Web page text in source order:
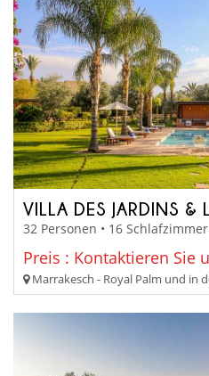
VILLA DES JARDINS &
32 Personen • 16
Preis : Kontaktieren Sie
Marrakesch - Royal Palm und in